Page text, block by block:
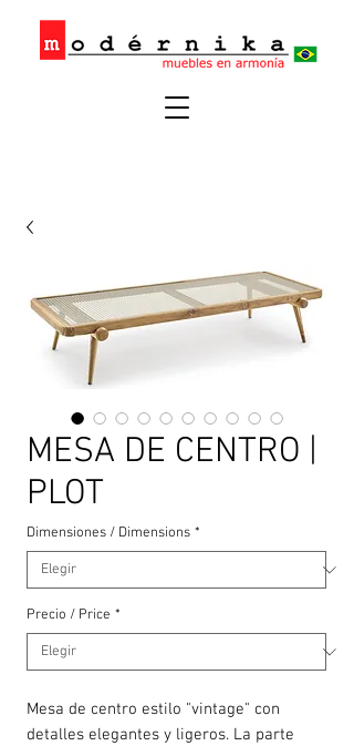
MESA DE CENTRO |
PLOT
Dimensiones / Dimensions *
Precio / Price *
Mesa de centro estilo "vintage" con
detalles elegantes y ligeros. La parte